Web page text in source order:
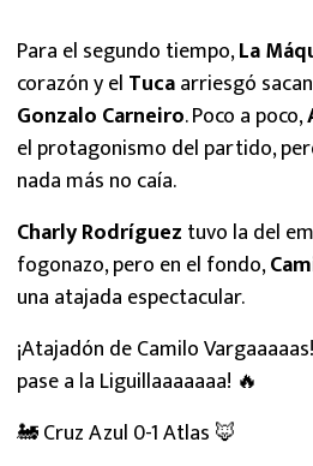
Para el segundo tiempo,La
corazón y el Tucaarriesgó
Gonzalo Carneiro. Poco a poco,
el protagonismo del partido,
nada más no caía.
Charly Rodríguez tuvo la del
fogonazo, pero en el fondo,
una atajada espectacular.
¡Atajadón de Camilo
pase a la Liguillaaaaaaa! 🔥
🚂 Cruz Azul 0-1 Atlas 🦊